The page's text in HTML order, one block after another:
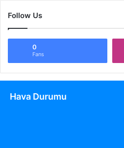
Follow Us
0
Fans
Hava Durumu